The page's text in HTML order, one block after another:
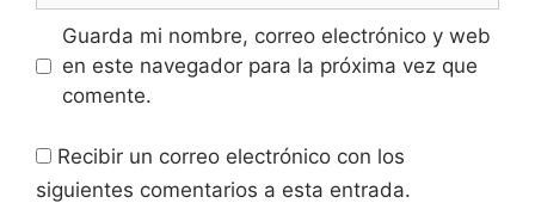
Guarda mi nombre, correo electrónico y web
en este navegador para la próxima vez que
comente.
Recibir un correo electrónico con los
siguientes comentarios a esta entrada.